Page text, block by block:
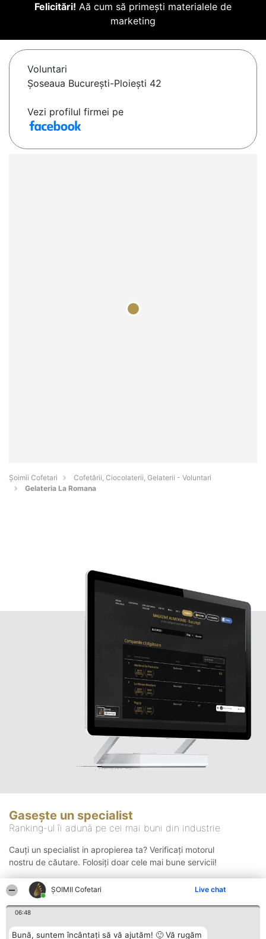
ȘOIMII Cofetari Live chat
06:48
Bună, suntem încântați să vă ajutăm! 🙂 Vă rugăm
Felicitări! Aă cum să primești materialele de
marketing
Voluntari
Șoseaua București-Ploiești 42
Vezi profilul firmei pe
Șoimii Cofetari
Cofetării, Ciocolaterii, Gelaterii - Voluntari
Gelateria La Romana
Gasește un specialist
Ranking-ul îi adună pe cei mai buni din industrie
Cauți un specialist in apropierea ta? Verificați motorul
nostru de căutare. Folosiți doar cele mai bune servicii!